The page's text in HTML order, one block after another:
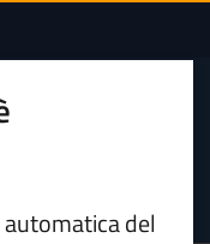
del